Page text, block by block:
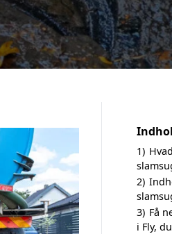
1)
2)
3) Få
i Fly,